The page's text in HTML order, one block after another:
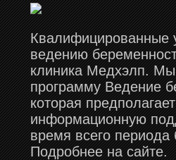
Квалифицированные
ведению
клиника Медхэлп. Мы
программу Ведение
которая
информационную
время всего периода
Подробнее на сайте.